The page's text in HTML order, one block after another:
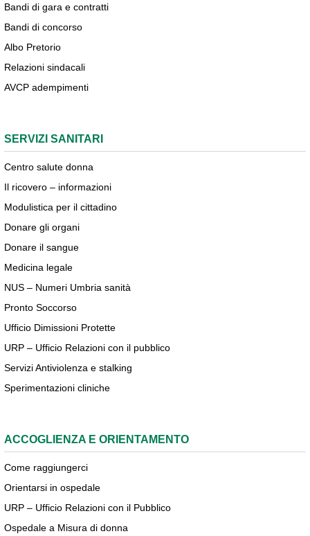
Bandi di gara e contratti
Bandi di concorso
Albo Pretorio
Relazioni sindacali
AVCP adempimenti
SERVIZI SANITARI
Centro salute donna
Il ricovero – informazioni
Modulistica per il cittadino
Donare gli organi
Donare il sangue
Medicina legale
NUS – Numeri Umbria sanità
Pronto Soccorso
Ufficio Dimissioni Protette
URP – Ufficio Relazioni con il pubblico
Servizi Antiviolenza e stalking
Sperimentazioni cliniche
ACCOGLIENZA E ORIENTAMENTO
Come raggiungerci
Orientarsi in ospedale
URP – Ufficio Relazioni con il Pubblico
Ospedale a Misura di donna